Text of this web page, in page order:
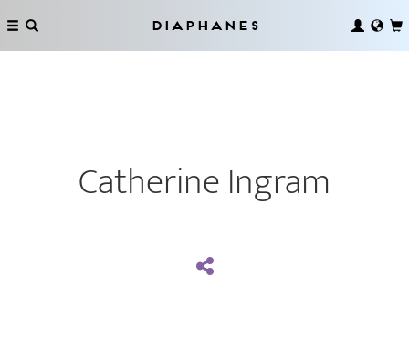
Diaphanes
Catherine Ingram